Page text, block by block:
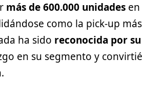
más de 600.000 unidades
como la pick-up
ha sido reconocida por
en su segmento y